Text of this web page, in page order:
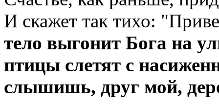
И скажет так тихо:
тело выгонит Бога на
птицы слетят с
слышишь, друг мой,